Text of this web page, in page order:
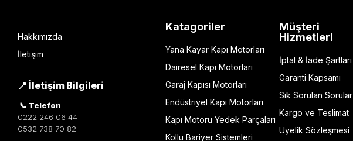
Hakkımızda
İletişim
📍 İletişim Bilgileri
📞 Telefon
0222 246 06 44
0532 738 70 82
Katagoriler
Yana Kayar Kapı Motorları
Dairesel Kapı Motorları
Garaj Kapısı Motorları
Endüstriyel Kapı Motorları
Kapı Motoru Yedek Parçaları
Kollu Bariyer Sistemleri
Müşteri
Hizmetleri
İptal & İade Şartları
Garanti Kapsamı
Sık Sorulan Sorular
Kargo ve Teslimat
Üyelik Sözleşmesi